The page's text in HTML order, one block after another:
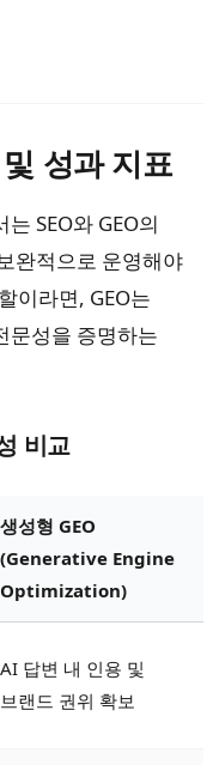
성과 지표
SEO와 GEO의
완적으로 운영해야
이라면, GEO는
문성을 증명하는
비교
생성형 GEO
(Generative Engine
Optimization)
AI 답변 내 인용 및
브랜드 권위 확보